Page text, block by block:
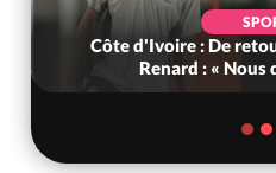
Côte d'Ivoire : De
Renard : « Nous